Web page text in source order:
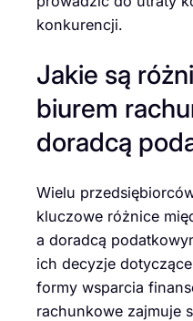
konkurencji.
Jakie są
biurem
doradcą
Wielu
kluczowe różnice
a doradcą
ich decyzje
formy wsparcia
rachunkowe zajmuje